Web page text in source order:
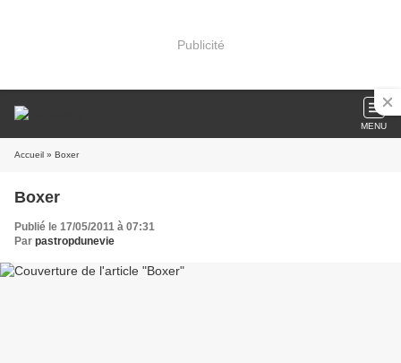
Publicité
MENU
Accueil » Boxer
Boxer
Publié le 17/05/2011 à 07:31
Par pastropdunevie